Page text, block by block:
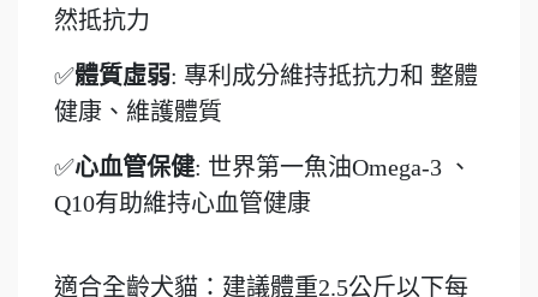
然抵抗力
✅體質虛弱: 專利成分維持抵抗力和 整體
健康、維護體質
✅心血管保健: 世界第一魚油Omega-3 、
Q10有助維持心血管健康
適合全齡犬貓：建議體重2.5公斤以下每